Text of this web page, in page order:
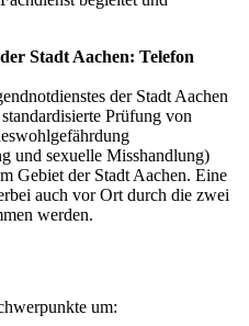
Stadt Aachen: Telefon
der Stadt Aachen
Prüfung von
und sexuelle Misshandlung)
Gebiet der Stadt Aachen. Eine
auch vor Ort durch die zwei
werden.
um: